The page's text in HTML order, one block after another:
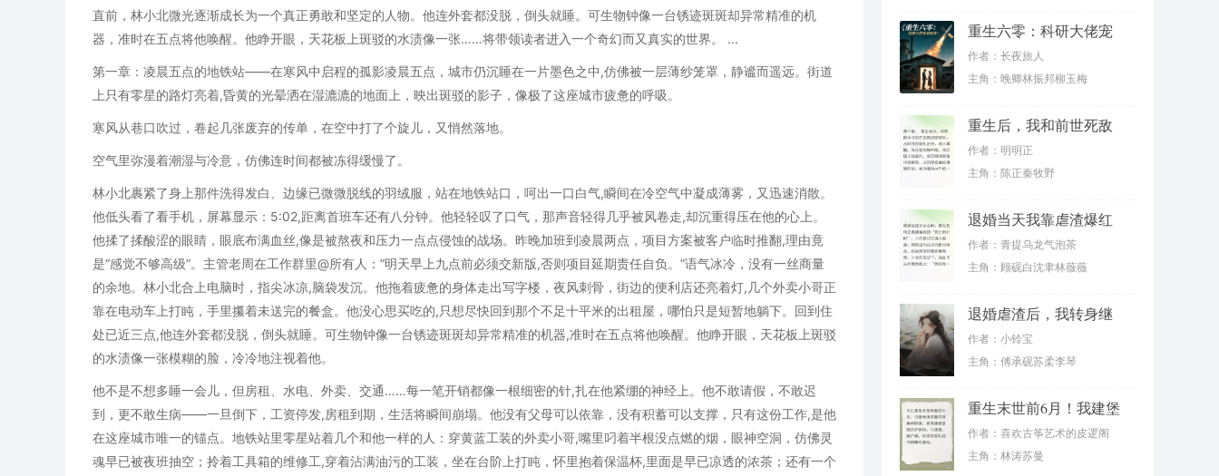
直前，林小北微光逐渐成长为一个真正勇敢和坚定的人物。他连外套都没脱，倒头就睡。可生物钟像一台锈迹斑斑却异常精准的机
器，准时在五点将他唤醒。他睁开眼，天花板上斑驳的水渍像一张……将带领读者进入一个奇幻而又真实的世界。 ...
第一章：凌晨五点的地铁站——在寒风中启程的孤影凌晨五点，城市仍沉睡在一片墨色之中,仿佛被一层薄纱笼罩，静谧而遥远。街道
上只有零星的路灯亮着,昏黄的光晕洒在湿漉漉的地面上，映出斑驳的影子，像极了这座城市疲惫的呼吸。
寒风从巷口吹过，卷起几张废弃的传单，在空中打了个旋儿，又悄然落地。
空气里弥漫着潮湿与冷意，仿佛连时间都被冻得缓慢了。
林小北裹紧了身上那件洗得发白、边缘已微微脱线的羽绒服，站在地铁站口，呵出一口白气,瞬间在冷空气中凝成薄雾，又迅速消散。
他低头看了看手机，屏幕显示：5:02,距离首班车还有八分钟。他轻轻叹了口气，那声音轻得几乎被风卷走,却沉重得压在他的心上。
他揉了揉酸涩的眼睛，眼底布满血丝,像是被熬夜和压力一点点侵蚀的战场。昨晚加班到凌晨两点，项目方案被客户临时推翻,理由竟
是“感觉不够高级”。主管老周在工作群里@所有人：“明天早上九点前必须交新版,否则项目延期责任自负。”语气冰冷，没有一丝商量
的余地。林小北合上电脑时，指尖冰凉,脑袋发沉。他拖着疲惫的身体走出写字楼，夜风刺骨，街边的便利店还亮着灯,几个外卖小哥正
靠在电动车上打盹，手里攥着未送完的餐盒。他没心思买吃的,只想尽快回到那个不足十平米的出租屋，哪怕只是短暂地躺下。回到住
处已近三点,他连外套都没脱，倒头就睡。可生物钟像一台锈迹斑斑却异常精准的机器,准时在五点将他唤醒。他睁开眼，天花板上斑驳
的水渍像一张模糊的脸，冷冷地注视着他。
他不是不想多睡一会儿，但房租、水电、外卖、交通……每一笔开销都像一根细密的针,扎在他紧绷的神经上。他不敢请假，不敢迟
到，更不敢生病——一旦倒下，工资停发,房租到期，生活将瞬间崩塌。他没有父母可以依靠，没有积蓄可以支撑，只有这份工作,是他
在这座城市唯一的锚点。地铁站里零星站着几个和他一样的人：穿黄蓝工装的外卖小哥,嘴里叼着半根没点燃的烟，眼神空洞，仿佛灵
魂早已被夜班抽空；拎着工具箱的维修工,穿着沾满油污的工装，坐在台阶上打盹，怀里抱着保温杯,里面是早已凉透的浓茶；还有一个
重生六零：科研大佬宠
妻虐渣
作者：长夜旅人
主角：晚卿林振邦柳玉梅
重生后，我和前世死敌
联手虐渣
作者：明明正
主角：陈正秦牧野
退婚当天我靠虐渣爆红
了
作者：青提乌龙气泡茶
主角：顾砚白沈聿林薇薇
退婚虐渣后，我转身继
承千亿家产
作者：小铃宝
主角：傅承砚苏柔李琴
重生末世前6月！我建堡
垒虐渣男
作者：喜欢古筝艺术的皮逻阁
主角：林涛苏曼